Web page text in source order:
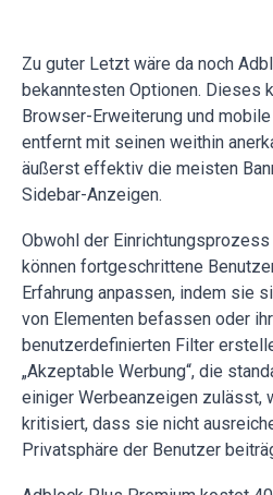
Zu guter Letzt wäre da noch
bekanntesten Optionen. Dieses
Browser-Erweiterung und
entfernt mit seinen weithin
äußerst effektiv die meisten
Sidebar-Anzeigen.
Obwohl der
können fortgeschrittene
Erfahrung anpassen, indem sie
von Elementen befassen oder
benutzerdefinierten Filter
„Akzeptable Werbung“, die
einiger Werbeanzeigen zulässt,
kritisiert, dass sie nicht
Privatsphäre der Benutzer